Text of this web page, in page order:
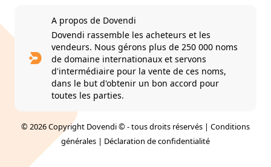
A propos de Dovendi
Dovendi rassemble les acheteurs et les
vendeurs. Nous gérons plus de 250 000 noms
de domaine internationaux et servons
d'intermédiaire pour la vente de ces noms,
dans le but d'obtenir un bon accord pour
toutes les parties.
© 2026 Copyright Dovendi © - tous droits réservés | Conditions
générales | Déclaration de confidentialité